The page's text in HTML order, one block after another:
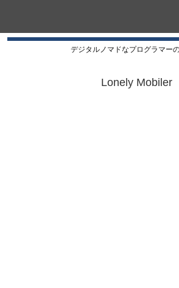
デジタルノマドなプログラマー
Lonely Mobiler